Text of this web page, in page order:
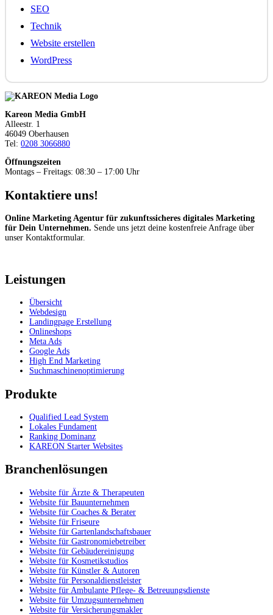
SEO
Technik
Website erstellen
WordPress
Kareon Media GmbH
Alleestr. 1
46049 Oberhausen
Tel: 0208 3066880
Öffnungszeiten
Montags – Freitags: 08:30 – 17:00 Uhr
Kontaktiere uns!
Online Marketing Agentur für zukunftssicheres digitales Marketing
für Dein Unternehmen. Sende uns jetzt deine kostenfreie Anfrage über
unser Kontaktformular.
Leistungen
Übersicht
Webdesign
Landingpage Erstellung
Onlineshops
Meta Ads
Google Ads
High End Marketing
Suchmaschinenoptimierung
Produkte
Qualified Lead System
Lokales Fundament
Ranking Dominanz
KAREON Starter Websites
Branchenlösungen
Website für Ärzte & Therapeuten
Website für Bauunternehmen
Website für Coaches & Berater
Website für Friseure
Website für Gartenlandschaftsbauer
Website für Gastronomiebetreiber
Website für Gebäudereinigung
Website für Kosmetikstudios
Website für Künstler & Autoren
Website für Personaldienstleister
Website für Ambulante Pflege- & Betreuungsdienste
Website für Umzugsunternehmen
Website für Versicherungsmakler